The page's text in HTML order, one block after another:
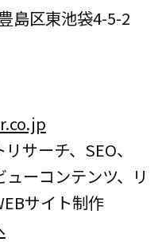
島区東池袋4-5-2
サーチ、SEO、
ーコンテンツ、リ
サイト制作